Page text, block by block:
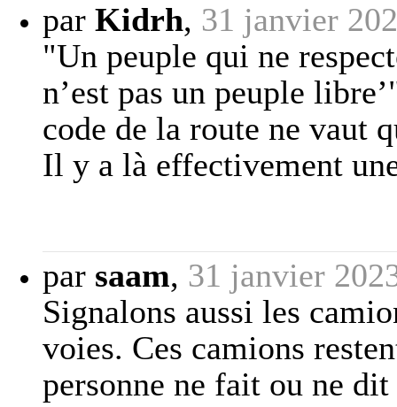
par Kidrh, 31 janvier
"Un peuple qui ne
n’est pas un peuple
code de la route ne vaut
Il y a là effectivement
par saam, 31 janvier
Signalons aussi les
voies. Ces camions
personne ne fait ou ne